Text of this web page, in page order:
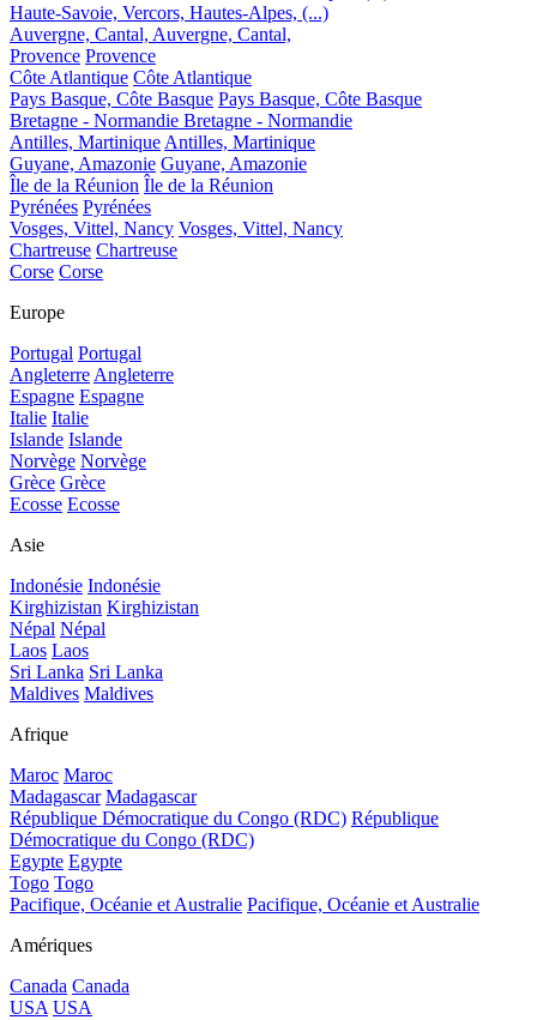
Haute-Savoie, Vercors, Hautes-Alpes, (...)
Auvergne, Cantal, Auvergne, Cantal,
Provence Provence
Côte Atlantique Côte Atlantique
Pays Basque, Côte Basque Pays Basque, Côte Basque
Bretagne - Normandie Bretagne - Normandie
Antilles, Martinique Antilles, Martinique
Guyane, Amazonie Guyane, Amazonie
Île de la Réunion Île de la Réunion
Pyrénées Pyrénées
Vosges, Vittel, Nancy Vosges, Vittel, Nancy
Chartreuse Chartreuse
Corse Corse
Europe
Portugal Portugal
Angleterre Angleterre
Espagne Espagne
Italie Italie
Islande Islande
Norvège Norvège
Grèce Grèce
Ecosse Ecosse
Asie
Indonésie Indonésie
Kirghizistan Kirghizistan
Népal Népal
Laos Laos
Sri Lanka Sri Lanka
Maldives Maldives
Afrique
Maroc Maroc
Madagascar Madagascar
République Démocratique du Congo (RDC) République
Démocratique du Congo (RDC)
Egypte Egypte
Togo Togo
Pacifique, Océanie et Australie Pacifique, Océanie et Australie
Amériques
Canada Canada
USA USA